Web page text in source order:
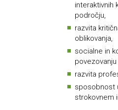
interaktivnih
področju,
razvita
oblikovanja,
socialne in
razvita
sposobnost
strokovnem